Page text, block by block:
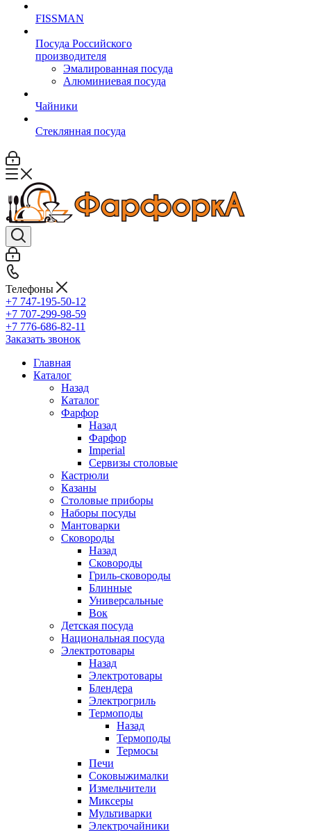
FISSMAN
Посуда Российского
производителя
Эмалированная посуда
Алюминиевая посуда
Чайники
Стеклянная посуда
Телефоны
+7 747-195-50-12
+7 707-299-98-59
+7 776-686-82-11
Заказать звонок
Главная
Каталог
Назад
Каталог
Фарфор
Назад
Фарфор
Imperial
Сервизы столовые
Кастрюли
Казаны
Столовые приборы
Наборы посуды
Мантоварки
Сковороды
Назад
Сковороды
Гриль-сковороды
Блинные
Универсальные
Вок
Детская посуда
Национальная посуда
Электротовары
Назад
Электротовары
Блендера
Электрогриль
Термоподы
Назад
Термоподы
Термосы
Печи
Соковыжималки
Измельчители
Миксеры
Мультиварки
Электрочайники